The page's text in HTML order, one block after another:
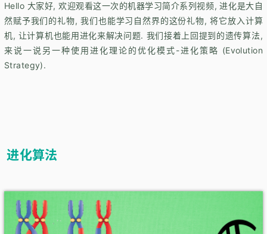
Hello 大家好, 欢迎观看这一次的机器学习简介系列视频, 进化是大自
然赋予我们的礼物, 我们也能学习自然界的这份礼物, 将它放入计算
机, 让计算机也能用进化来解决问题. 我们接着上回提到的遗传算法,
来说一说另一种使用进化理论的优化模式-进化策略 (Evolution
Strategy).
进化算法